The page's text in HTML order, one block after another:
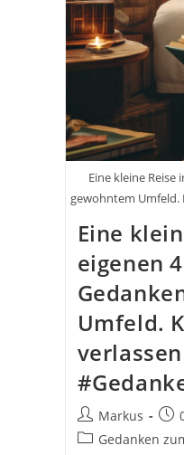
Dr.
Michaela
Döll
Eine kleine Reise
gewohntem Umfeld.
Eine
eigenen
Umfeld.
verlassen
Beitrags-
Autor:
Markus
Beitrags-
Gedanken